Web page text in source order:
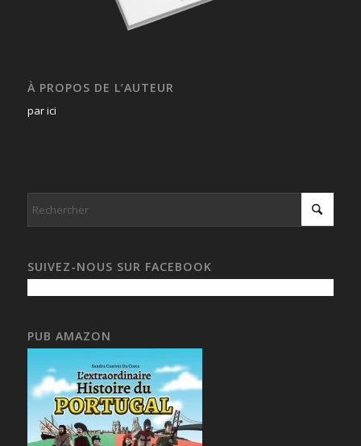
À PROPOS DE L’AUTEUR
par ici
SUIVEZ-NOUS SUR FACEBOOK
PUB AMAZON